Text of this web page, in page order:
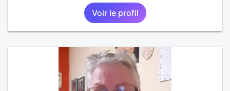
Voir le profil